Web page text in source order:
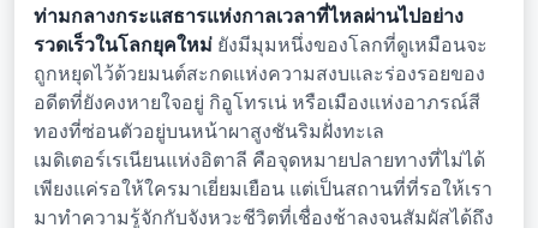
ท่ามกลางกระแสธารแห่งกาลเวลาที่ไหลผ่านไปอย่าง
รวดเร็วในโลกยุคใหม่ ยังมีมุมหนึ่งของโลกที่ดูเหมือนจะ
ถูกหยุดไว้ด้วยมนต์สะกดแห่งความสงบและร่องรอยของ
อดีตที่ยังคงหายใจอยู่ กิอูโทรเน่ หรือเมืองแห่งอาภรณ์สี
ทองที่ซ่อนตัวอยู่บนหน้าผาสูงชันริมฝั่งทะเล
เมดิเตอร์เรเนียนแห่งอิตาลี คือจุดหมายปลายทางที่ไม่ได้
เพียงแค่รอให้ใครมาเยี่ยมเยือน แต่เป็นสถานที่ที่รอให้เรา
มาทำความรู้จักกับจังหวะชีวิตที่เชื่องช้าลงจนสัมผัสได้ถึง